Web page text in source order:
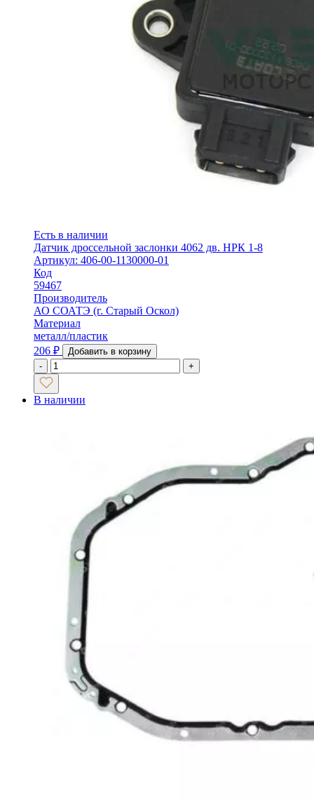
Есть в наличии
Датчик дроссельной заслонки 4062 дв. НРК 1-8
Артикул: 406-00-1130000-01
Код
59467
Производитель
АО СОАТЭ (г. Старый Оскол)
Материал
металл/пластик
206 ₽
Добавить в корзину
-
+
В наличии